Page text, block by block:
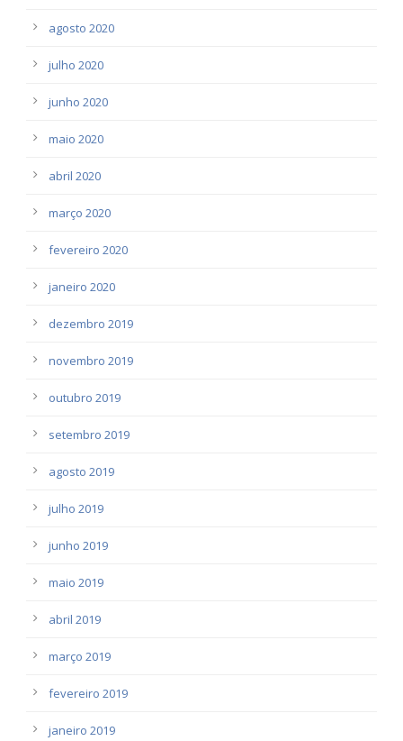
agosto 2020
julho 2020
junho 2020
maio 2020
abril 2020
março 2020
fevereiro 2020
janeiro 2020
dezembro 2019
novembro 2019
outubro 2019
setembro 2019
agosto 2019
julho 2019
junho 2019
maio 2019
abril 2019
março 2019
fevereiro 2019
janeiro 2019